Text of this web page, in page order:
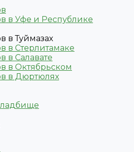
в Уфе и Республике
в Туймазах
в Стерлитамаке
в Салавате
в Октябрьском
в Дюртюлях